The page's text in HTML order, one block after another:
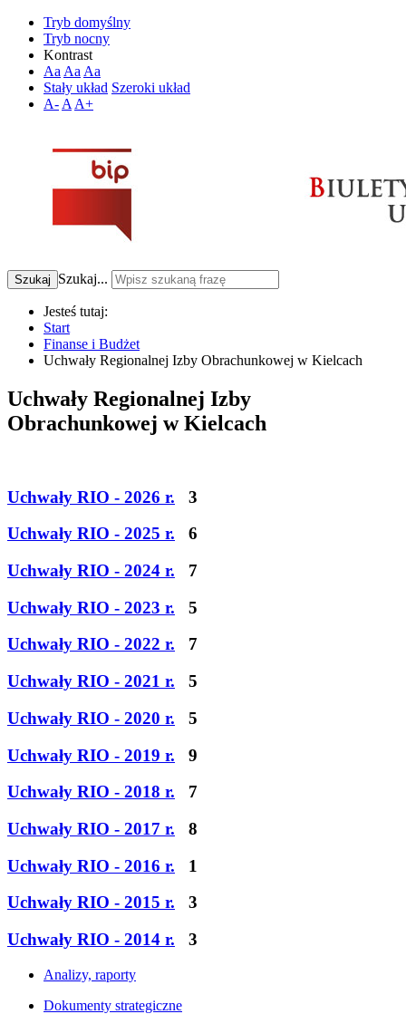
Tryb domyślny
Tryb nocny
Kontrast
Aa Aa Aa
Stały układ Szeroki układ
A- A A+
Szukaj Szukaj...
Jesteś tutaj:
Start
Finanse i Budżet
Uchwały Regionalnej Izby Obrachunkowej w Kielcach
Uchwały Regionalnej Izby
Obrachunkowej w Kielcach
Uchwały RIO - 2026 r.
3
Uchwały RIO - 2025 r.
6
Uchwały RIO - 2024 r.
7
Uchwały RIO - 2023 r.
5
Uchwały RIO - 2022 r.
7
Uchwały RIO - 2021 r.
5
Uchwały RIO - 2020 r.
5
Uchwały RIO - 2019 r.
9
Uchwały RIO - 2018 r.
7
Uchwały RIO - 2017 r.
8
Uchwały RIO - 2016 r.
1
Uchwały RIO - 2015 r.
3
Uchwały RIO - 2014 r.
3
Analizy, raporty
Dokumenty strategiczne